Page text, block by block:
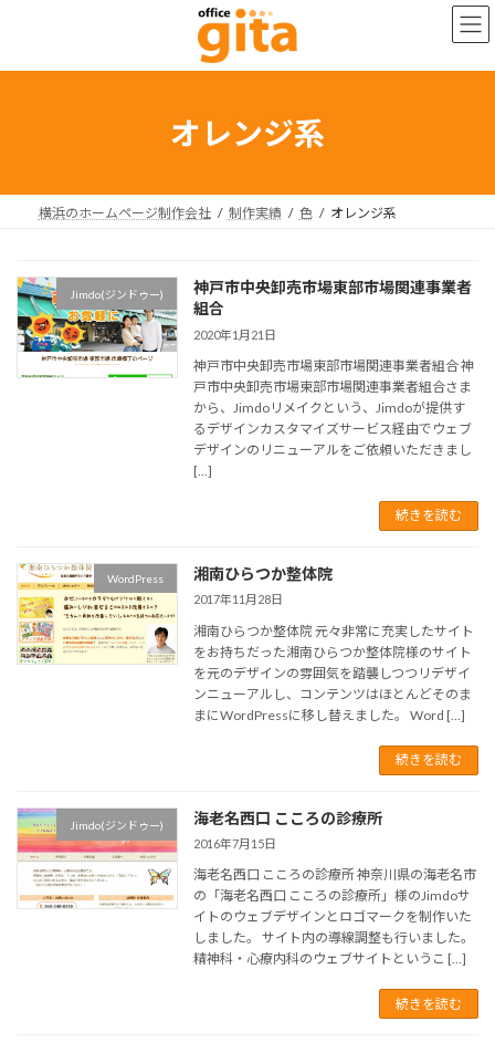
ン
ー
オレンジ系
横浜のホームページ制作会社 制作実績 色 オレンジ系
Jimdo(ジンドゥー)
神戸市中央卸売市場東部市場関連事業者
組合
2020年1月21日
神戸市中央卸売市場東部市場関連事業者組合 神
戸市中央卸売市場東部市場関連事業者組合さま
から、Jimdoリメイクという、Jimdoが提供す
るデザインカスタマイズサービス経由でウェブ
デザインのリニューアルをご依頼いただきまし
[…]
続きを読む
WordPress 湘南ひらつか整体院
2017年11月28日
湘南ひらつか整体院 元々非常に充実したサイト
をお持ちだった湘南ひらつか整体院様のサイト
を元のデザインの雰囲気を踏襲しつつリデザイ
ンニューアルし、コンテンツはほとんどそのま
まにWordPressに移し替えました。 Word […]
続きを読む
Jimdo(ジンドゥー) 海老名西口 こころの診療所
2016年7月15日
海老名西口 こころの診療所 神奈川県の海老名市
の「海老名西口 こころの診療所」様のJimdoサ
イトのウェブデザインとロゴマークを制作いた
しました。 サイト内の導線調整も行いました。
精神科・心療内科のウェブサイトというこ […]
続きを読む